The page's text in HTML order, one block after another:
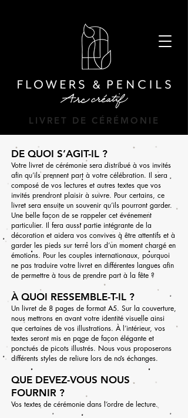
LIVRET DE CÉRÉMONIE
DE QUOI S’AGIT-IL ?
Votre livret de cérémonie sera distribué à vos invités
afin qu’ils prennent part à votre célébration. Il sera
composé de vos lectures et autres textes que vos
invités prendront plaisir à suivre. Pour certains, ce
livret sera ensuite un souvenir qu’ils pourront garder.
Une belle façon de se rappeler cet événement
particulier. Il fera aussi partie intégrante de la
décoration et aidera vos convives à être attentifs et à
garder les pieds sur terre lors d’un moment chargé en
émotions. Pour les couples internationaux, pourquoi
ne pas traduire votre livret en différentes langues afin
de permettre à tous de prendre part à la fête ?
À QUOI RESSEMBLE-T-IL ?
Un livret de 8 pages de format A5. Sur la couverture,
nous mettrons en avant votre identité visuelle ainsi
que certaines de vos illustrations. À l’intérieur, vos
textes seront mis en page de façon élégante et
ponctués de picots illustrés. Nous vous proposerons
différents styles de reliure lors de nos échanges.
​QUE DEVEZ-VOUS NOUS
FOURNIR ?
Vos textes de cérémonie dans l’ordre de lecture.